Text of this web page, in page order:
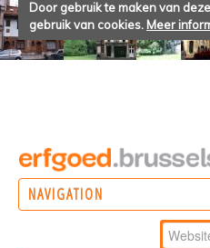
Door gebruik te maken van
gebruik van cookies. Meer
NAVIGATION
Zoek